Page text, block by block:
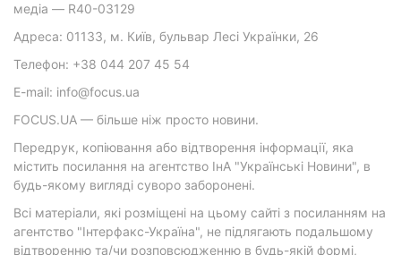
медіа — R40-03129
Адреса: 01133, м. Київ, бульвар Лесі Українки, 26
Телефон: +38 044 207 45 54
E-mail: info@focus.ua
FOCUS.UA — більше ніж просто новини.
Передрук, копіювання або відтворення інформації, яка
містить посилання на агентство ІнА "Українські Новини", в
будь-якому вигляді суворо заборонені.
Всі матеріали, які розміщені на цьому сайті з посиланням на
агентство "Інтерфакс-Україна", не підлягають подальшому
відтворенню та/чи розповсюдженню в будь-якій формі,